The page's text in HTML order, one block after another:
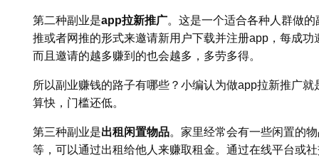
第二种副业是app拉新推广。这是一个适合各种人群做
推或者网推的形式来邀请新用户下载并注册app，每成
而且邀请的越多赚到的也会越多，多劳多得。
所以副业赚钱的路子有哪些？小编认为做app拉新推广
算快，门槛还低。
第三种副业是出租闲置物品。家里经常会有一些闲置的
等，可以通过出租给他人来赚取租金。通过在线平台或